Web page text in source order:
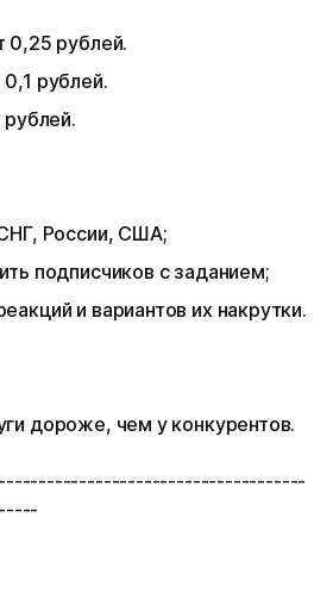
0,25 рублей.
0,1 рублей.
рублей.
России, США;
подписчиков с заданием;
и вариантов их накрутки.
дороже, чем у конкурентов.